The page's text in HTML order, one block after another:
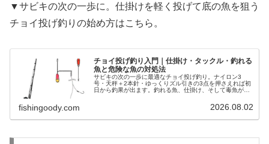
▼サビキの次の一歩に。仕掛けを軽く投げて底の魚を狙う
チョイ投げ釣りの始め方はこちら。
チョイ投げ釣り入門｜仕掛け・タックル・釣れる
魚と危険な魚の対処法
サビキの次の一歩に最適なチョイ投げ釣り。ナイロン3
号・天秤＋2本針・ゆっくりズル引きの3点を押さえれば初
日から釣果が出ます。釣れる魚、仕掛け、そして毒魚が釣
fishingoody.com 2026.08.02